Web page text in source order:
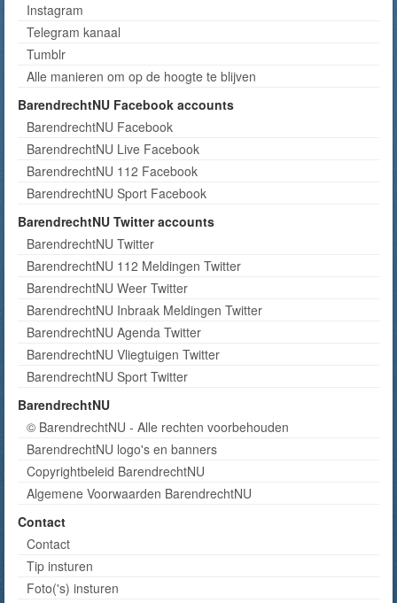
Instagram
Telegram kanaal
Tumblr
Alle manieren om op de hoogte te blijven
BarendrechtNU Facebook accounts
BarendrechtNU Facebook
BarendrechtNU Live Facebook
BarendrechtNU 112 Facebook
BarendrechtNU Sport Facebook
BarendrechtNU Twitter accounts
BarendrechtNU Twitter
BarendrechtNU 112 Meldingen Twitter
BarendrechtNU Weer Twitter
BarendrechtNU Inbraak Meldingen Twitter
BarendrechtNU Agenda Twitter
BarendrechtNU Vliegtuigen Twitter
BarendrechtNU Sport Twitter
BarendrechtNU
© BarendrechtNU - Alle rechten voorbehouden
BarendrechtNU logo's en banners
Copyrightbeleid BarendrechtNU
Algemene Voorwaarden BarendrechtNU
Contact
Contact
Tip insturen
Foto('s) insturen